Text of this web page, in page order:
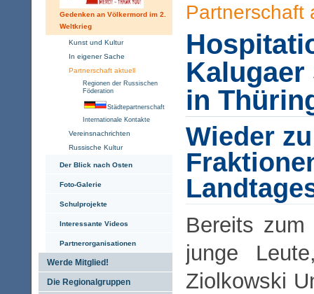
Gedenken an Völkermord im 2.
Weltkrieg
Kunst und Kultur
In eigener Sache
Partnerschaft aktuell
Regionen der Russischen
Föderation
Städtepartnerschaft
Internationale Kontakte
Vereinsnachrichten
Russische Kultur
Der Blick nach Osten
Foto-Galerie
Schulprojekte
Interessante Videos
Partnerorganisationen
Werde Mitglied!
Die Regionalgruppen
Partnerschaft
in
Wieder
Bereits
junge
Ziolkowski